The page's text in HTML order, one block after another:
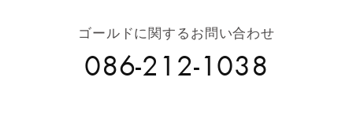
ゴールドに関するお問い合わせ
086-212-1038